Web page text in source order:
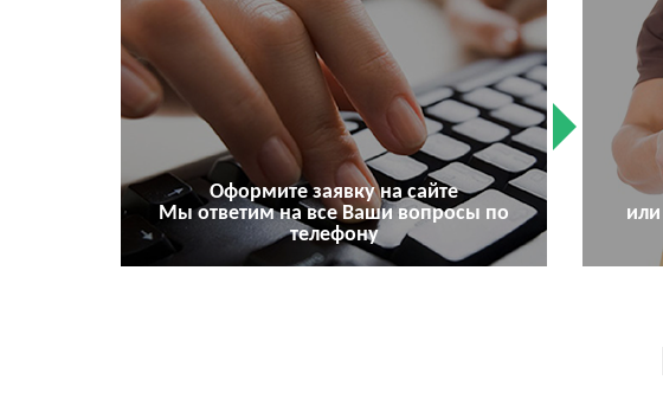
Оформите заявку на сайте
Мы ответим на все Ваши вопросы по
телефону